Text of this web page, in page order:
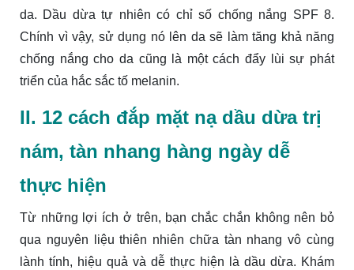
da. Dầu dừa tự nhiên có chỉ số chống nắng SPF 8.
Chính vì vậy, sử dụng nó lên da sẽ làm tăng khả năng
chống nắng cho da cũng là một cách đẩy lùi sự phát
triển của hắc sắc tố melanin.
II. 12 cách đắp mặt nạ dầu dừa trị
nám, tàn nhang hàng ngày dễ
thực hiện
Từ những lợi ích ở trên, bạn chắc chắn không nên bỏ
qua nguyên liệu thiên nhiên chữa tàn nhang vô cùng
lành tính, hiệu quả và dễ thực hiện là dầu dừa. Khám